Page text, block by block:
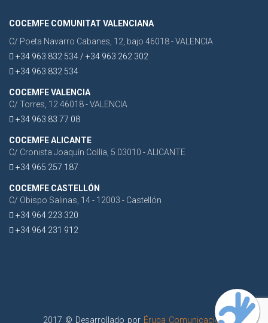
COCEMFE COMUNITAT VALENCIANA
C/ Poeta Navarro Cabanes, 12, bajo 46018 - VALENCIA
+34 963 832 534 / +34 963 262 302
+34 963 832 534
COCEMFE VALENCIA
C/ Torres, 12 46018 - VALENCIA
+34 963 83 77 08
COCEMFE ALICANTE
C/ Cronista Joaquín Collía, 5 03010 - ALICANTE
+34 965 257 187
COCEMFE CASTELLÓN
C/ Obispo Salinas, 14 - 12003 - Castellón
+34 964 223 320
+34 964 231 912
2017 © Desarrollado por Éruga Comunicación